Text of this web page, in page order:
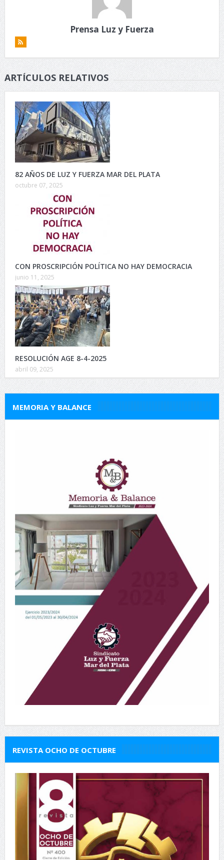
Prensa Luz y Fuerza
ARTÍCULOS RELATIVOS
82 AÑOS DE LUZ Y FUERZA MAR DEL PLATA
octubre 07, 2025
CON PROSCRIPCIÓN POLÍTICA NO HAY DEMOCRACIA
junio 11, 2025
RESOLUCIÓN AGE 8-4-2025
abril 09, 2025
MEMORIA Y BALANCE
REVISTA OCHO DE OCTUBRE